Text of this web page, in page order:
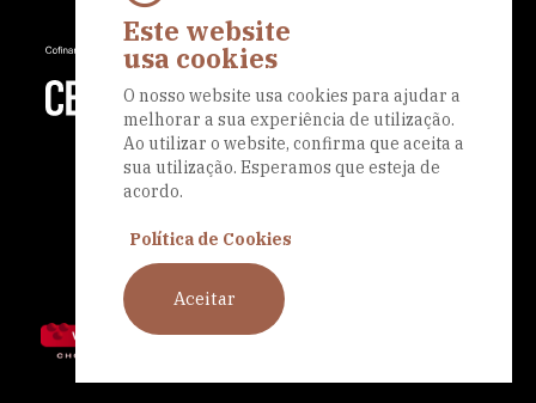
Este website
usa cookies
O nosso website usa cookies para ajudar a
melhorar a sua experiência de utilização.
Ao utilizar o website, confirma que aceita a
sua utilização. Esperamos que esteja de
acordo.
Política de Cookies
Aceitar